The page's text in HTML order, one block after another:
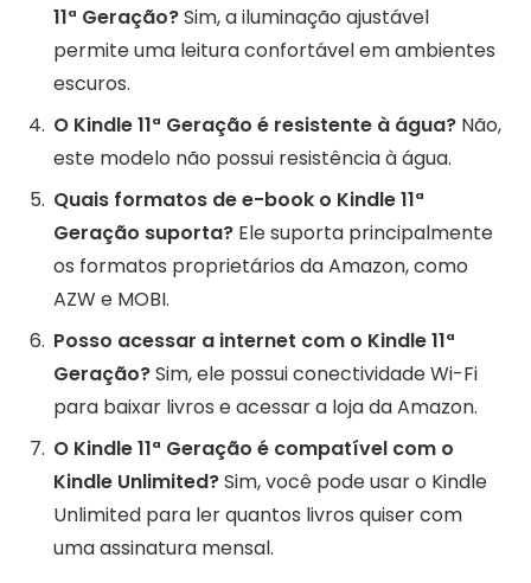
11ª Geração?Sim, a iluminação ajustável
permite uma leitura confortável em ambientes
escuros.
O Kindle 11ª Geração é resistente à água? Não,
este modelo não possui resistência à água.
Quais formatos de e-book o Kindle 11ª
Geração suporta? Ele suporta principalmente
os formatos proprietários da Amazon, como
AZW e MOBI.
Posso acessar a internet com o Kindle 11ª
Geração?Sim, ele possui conectividade Wi-Fi
para baixar livros e acessar a loja da Amazon.
O Kindle 11ª Geração é compatível com o
Kindle Unlimited?Sim, você pode usar o Kindle
Unlimited para ler quantos livros quiser com
uma assinatura mensal.